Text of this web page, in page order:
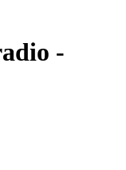
-